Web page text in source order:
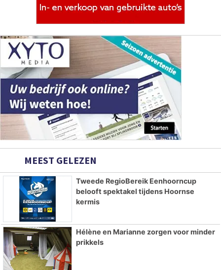
MEEST GELEZEN
Tweede RegioBereik Eenhoorncup
belooft spektakel tijdens Hoornse
kermis
Hélène en Marianne zorgen voor minder
prikkels